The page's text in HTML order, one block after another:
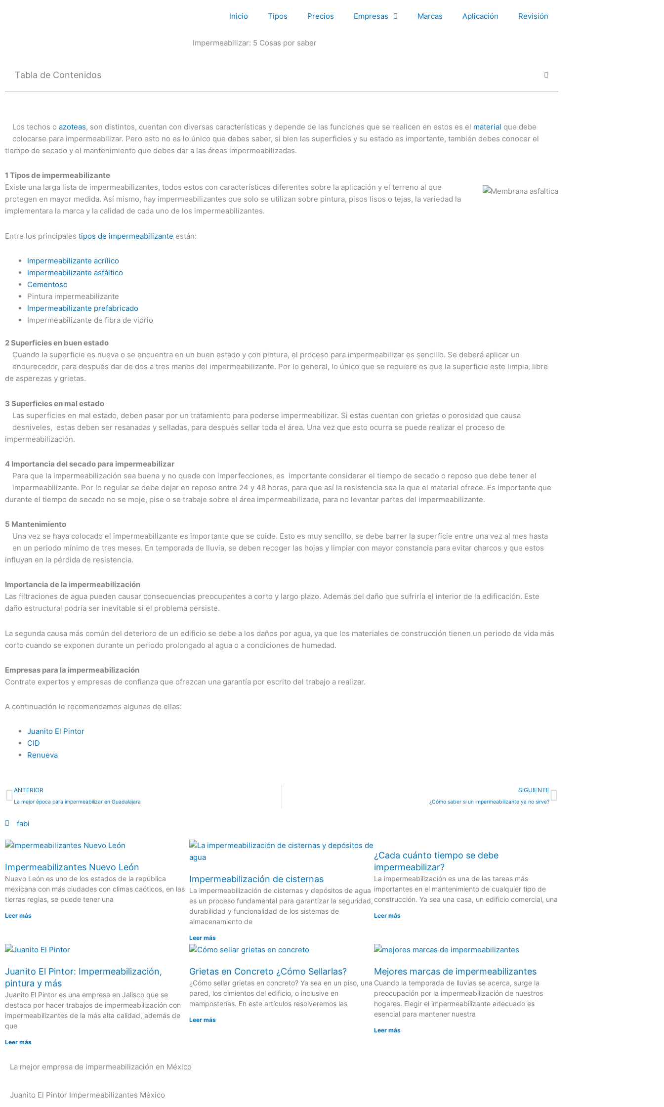
Inicio Tipos Precios Empresas Marcas Aplicación Revisión
Impermeabilizar: 5 Cosas por saber
Tabla de Contenidos
Los techos o azoteas, son distintos, cuentan con diversas características y depende de las funciones que se realicen en estos es el material que debe
colocarse para impermeabilizar. Pero esto no es lo único que debes saber, si bien las superficies y su estado es importante, también debes conocer el
tiempo de secado y el mantenimiento que debes dar a las áreas impermeabilizadas.
1 Tipos de impermeabilizante
Existe una larga lista de impermeabilizantes, todos estos con características diferentes sobre la aplicación y el terreno al que
protegen en mayor medida. Así mismo, hay impermeabilizantes que solo se utilizan sobre pintura, pisos lisos o tejas, la variedad la
implementara la marca y la calidad de cada uno de los impermeabilizantes.
Entre los principales tipos de impermeabilizante están:
Impermeabilizante acrílico
Impermeabilizante asfáltico
Cementoso
Pintura impermeabilizante
Impermeabilizante prefabricado
Impermeabilizante de fibra de vidrio
2 Superficies en buen estado
Cuando la superficie es nueva o se encuentra en un buen estado y con pintura, el proceso para impermeabilizar es sencillo. Se deberá aplicar un
endurecedor, para después dar de dos a tres manos del impermeabilizante. Por lo general, lo único que se requiere es que la superficie este limpia, libre
de asperezas y grietas.
3 Superficies en mal estado
Las superficies en mal estado, deben pasar por un tratamiento para poderse impermeabilizar. Si estas cuentan con grietas o porosidad que causa
desniveles, estas deben ser resanadas y selladas, para después sellar toda el área. Una vez que esto ocurra se puede realizar el proceso de
impermeabilización.
4 Importancia del secado para impermeabilizar
Para que la impermeabilización sea buena y no quede con imperfecciones, es importante considerar el tiempo de secado o reposo que debe tener el
impermeabilizante. Por lo regular se debe dejar en reposo entre 24 y 48 horas, para que así la resistencia sea la que el material ofrece. Es importante que
durante el tiempo de secado no se moje, pise o se trabaje sobre el área impermeabilizada, para no levantar partes del impermeabilizante.
5 Mantenimiento
Una vez se haya colocado el impermeabilizante es importante que se cuide. Esto es muy sencillo, se debe barrer la superficie entre una vez al mes hasta
en un periodo mínimo de tres meses. En temporada de lluvia, se deben recoger las hojas y limpiar con mayor constancia para evitar charcos y que estos
influyan en la pérdida de resistencia.
Importancia de la impermeabilización
Las filtraciones de agua pueden causar consecuencias preocupantes a corto y largo plazo. Además del daño que sufriría el interior de la edificación. Este
daño estructural podría ser inevitable si el problema persiste.
La segunda causa más común del deterioro de un edificio se debe a los daños por agua, ya que los materiales de construcción tienen un periodo de vida más
corto cuando se exponen durante un periodo prolongado al agua o a condiciones de humedad.
Empresas para la impermeabilización
Contrate expertos y empresas de confianza que ofrezcan una garantía por escrito del trabajo a realizar.
A continuación le recomendamos algunas de ellas:
Juanito El Pintor
CID
Renueva
Previo
ANTERIOR
La mejor época para impermeabilizar en Guadalajara
SIGUIENTE
¿Cómo saber si un impermeabilizante ya no sirve?
Next
fabi
Impermeabilizantes Nuevo León
Nuevo León es uno de los estados de la república
mexicana con más ciudades con climas caóticos, en las
tierras regias, se puede tener una
Leer más
Impermeabilización de cisternas
La impermeabilización de cisternas y depósitos de agua
es un proceso fundamental para garantizar la seguridad,
durabilidad y funcionalidad de los sistemas de
almacenamiento de
Leer más
¿Cada cuánto tiempo se debe
impermeabilizar?
La impermeabilización es una de las tareas más
importantes en el mantenimiento de cualquier tipo de
construcción. Ya sea una casa, un edificio comercial, una
Leer más
Juanito El Pintor: Impermeabilización,
pintura y más
Juanito El Pintor es una empresa en Jalisco que se
destaca por hacer trabajos de impermeabilización con
impermeabilizantes de la más alta calidad, además de
que
Leer más
Grietas en Concreto ¿Cómo Sellarlas?
¿Cómo sellar grietas en concreto? Ya sea en un piso, una
pared, los cimientos del edificio, o inclusive en
mamposterías. En este artículos resolveremos las
Leer más
Mejores marcas de impermeabilizantes
Cuando la temporada de lluvias se acerca, surge la
preocupación por la impermeabilización de nuestros
hogares. Elegir el impermeabilizante adecuado es
esencial para mantener nuestra
Leer más
La mejor empresa de impermeabilización en México
Juanito El Pintor Impermeabilizantes México